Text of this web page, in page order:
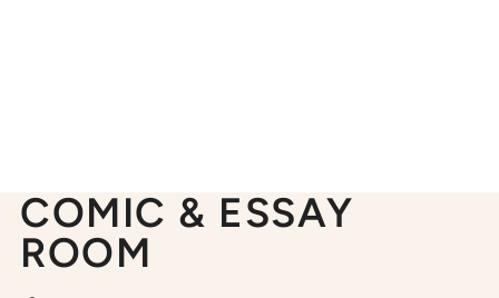
COMIC & ESSAY
ROOM